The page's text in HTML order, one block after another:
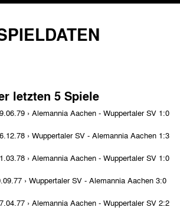
letzten 5 Spiele
› Alemannia Aachen - Wuppertaler SV 1:0
› Wuppertaler SV - Alemannia Aachen 1:3
› Alemannia Aachen - Wuppertaler SV 1:0
› Wuppertaler SV - Alemannia Aachen 3:0
› Alemannia Aachen - Wuppertaler SV 2:2